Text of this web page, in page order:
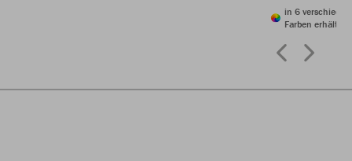
in 6
Farben